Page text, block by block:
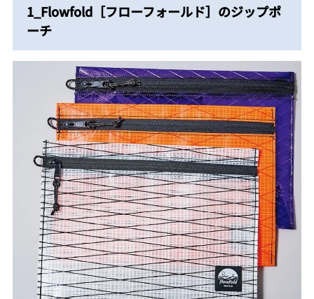
1_Flowfold［フローフォールド］のジップポ
ーチ